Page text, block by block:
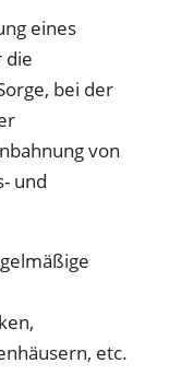
eines
die
bei der
von
und
etc.